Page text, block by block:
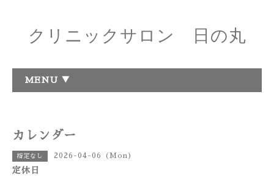
クリニックサロン 日の丸
MENU ▼
カレンダー
指定なし 2026-04-06 (Mon)
定休日